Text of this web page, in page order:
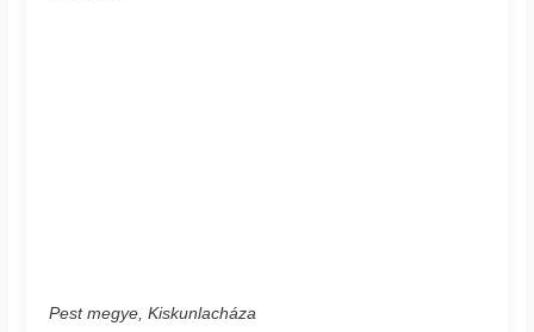
Pest megye, Kiskunlacháza